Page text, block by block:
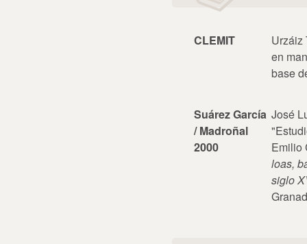
CLEMIT
Urzáiz
en
base
Suárez García
/ Madroñal
2000
José
Emilio
loas,
siglo